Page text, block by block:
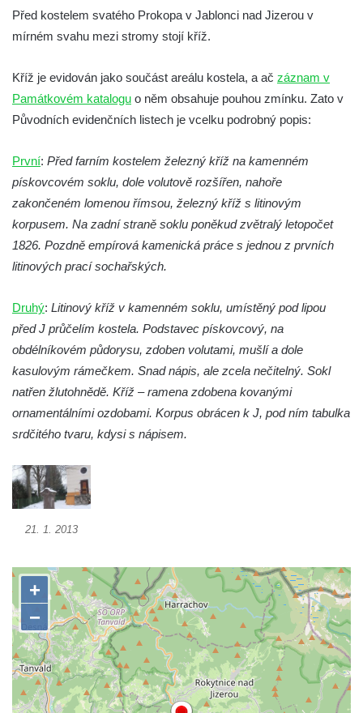
v Kamenném Újezdě
Kříž na křižovatce ulic 5. května a Dělnická
Kříž v Dělnické ulici v Kamenném Újezdě
Boží muka na křižovatce ulic Latrán a K
Centrální kříž hřbitova ve Velešíně
Kříž u kostela svatého Václava ve Velešíně
Kříž na zahradě domu čp. 127 v Římově
Kříž u fary v Římově
Boží muka u hřbitova v Římově
Kříž na návsi v Dolním Třeboníně
Kříž poblíž domu čp. 169 v Plavu
Kříž na návsi v Plavu
Boží muka v Plavu
Kříž u Obrázku severovýchodně od
Práchně
Kříž na rozcestí u domu čp. 283 v Dolním
Podluží
Podluží
Kříž u domu čp. 155 v Chřibské
Údajný kříž u domu čp. 283 ve Chřibské
Kříž jižně od Bukolu
Kříž na návsi v Bukolu
Centrální kříž hřbitova v Hrobčicích
Před kostelem svatého Prokopa v Jablonci nad Jizerou v
mírném svahu mezi stromy stojí kříž.
Kříž je evidován jako součást areálu kostela, a ač záznam v
Památkovém katalogu o něm obsahuje pouhou zmínku. Zato v
Původních evidenčních listech je vcelku podrobný popis:
První: Před farním kostelem železný kříž na kamenném
pískovcovém soklu, dole volutově rozšířen, nahoře
zakončeném lomenou římsou, železný kříž s litinovým
korpusem. Na zadní straně soklu poněkud zvětralý letopočet
1826. Pozdně empírová kamenická práce s jednou z prvních
litinových prací sochařských.
Druhý: Litinový kříž v kamenném soklu, umístěný pod lipou
před J průčelím kostela. Podstavec pískovcový, na
obdélníkovém půdorysu, zdoben volutami, mušlí a dole
kasulovým rámečkem. Snad nápis, ale zcela nečitelný. Sokl
natřen žlutohnědě. Kříž – ramena zdobena kovanými
ornamentálními ozdobami. Korpus obrácen k J, pod ním tabulka
srdčitého tvaru, kdysi s nápisem.
21. 1. 2013